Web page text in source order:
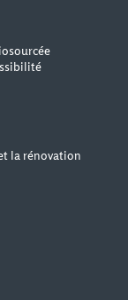
la rénovation